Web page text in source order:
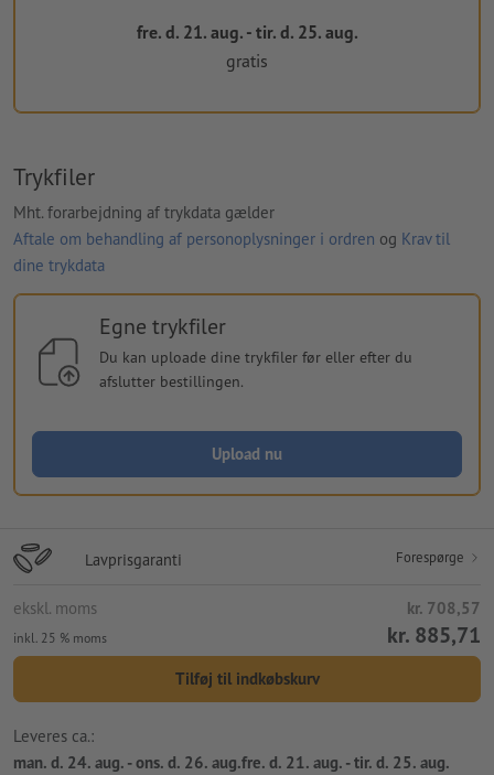
fre. d. 21. aug. - tir. d. 25. aug.
gratis
Trykfiler
Mht. forarbejdning af trykdata gælder
Aftale om behandling af personoplysninger i ordren og Krav til
dine trykdata
Egne trykfiler
Du kan uploade dine trykfiler før eller efter du
afslutter bestillingen.
Upload nu
Lavprisgaranti Forespørge
ekskl. moms kr. 708,57
inkl. 25 % moms kr. 885,71
Tilføj til indkøbskurv
Leveres ca.:
man. d. 24. aug. - ons. d. 26. aug.fre. d. 21. aug. - tir. d. 25. aug.